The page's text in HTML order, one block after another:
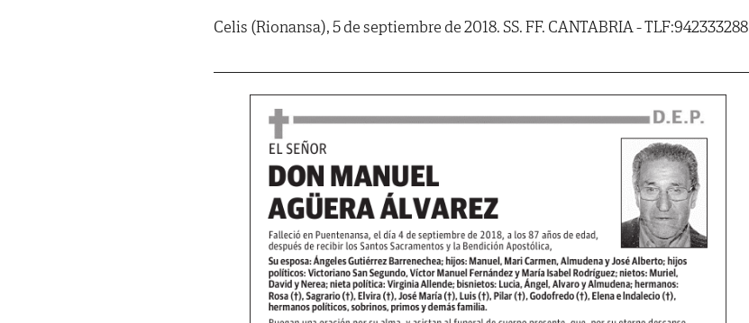
Celis (Rionansa), 5 de septiembre de 2018. SS. FF. CANTABRIA - TLF:942333288